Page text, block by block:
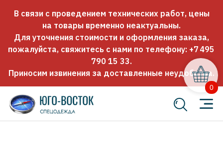
В связи с проведением технических работ, цены
на товары временно неактуальны.
Для уточнения стоимости и оформления заказа,
пожалуйста, свяжитесь с нами по телефону: +7 495
790 15 33.
Приносим извинения за доставленные неудобства.
0